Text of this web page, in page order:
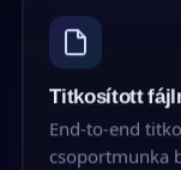
Titkosított
End-to-end
csoportmunka